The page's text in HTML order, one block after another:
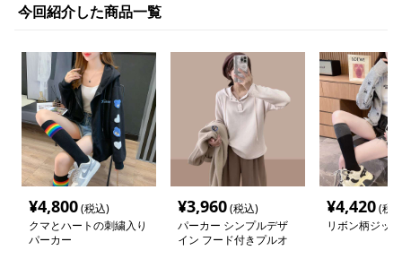
今回紹介した商品一覧
¥4,800(税込)
クマとハートの刺繍入り
パーカー
¥3,960(税込)
パーカー シンプルデザ
イン フード付きプルオ
¥4,420(税
リボン柄ジッ